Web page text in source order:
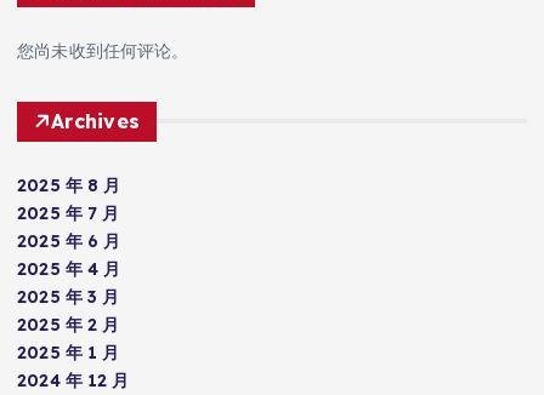
您尚未收到任何评论。
Archives
2025 年 8 月
2025 年 7 月
2025 年 6 月
2025 年 4 月
2025 年 3 月
2025 年 2 月
2025 年 1 月
2024 年 12 月